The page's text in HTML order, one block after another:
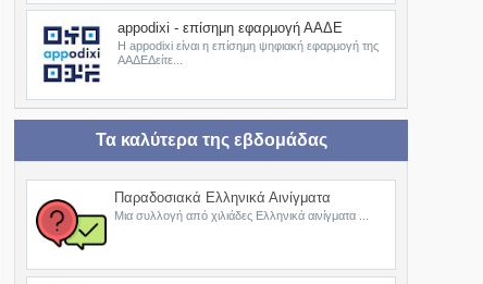
appodixi - επίσημη εφαρμογή ΑΑΔΕ
Η appodixi είναι η επίσημη ψηφιακή εφαρμογή της
ΑΑΔΕΔείτε...
Τα καλύτερα της εβδομάδας
Παραδοσιακά Ελληνικά Αινίγματα
Μια συλλογή από χιλιάδες Ελληνικά αινίγματα ...